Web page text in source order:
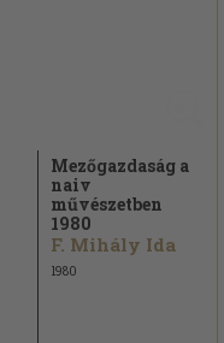
Mezőgazdaság a
naiv
művészetben
1980
F. Mihály Ida
1980